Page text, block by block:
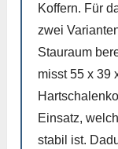
Koffern. Für
zwei
Stauraum
misst 55 x 39
Einsatz,
stabil ist.